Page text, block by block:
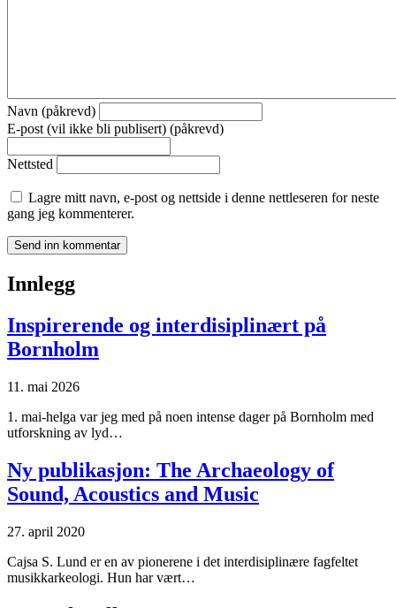
Navn (påkrevd)
E-post (vil ikke bli publisert) (påkrevd)
Nettsted
Lagre mitt navn, e-post og nettside i denne nettleseren for neste
gang jeg kommenterer.
Innlegg
Inspirerende og interdisiplinært på
Bornholm
11. mai 2026
1. mai-helga var jeg med på noen intense dager på Bornholm med
utforskning av lyd…
Ny publikasjon: The Archaeology of
Sound, Acoustics and Music
27. april 2020
Cajsa S. Lund er en av pionerene i det interdisiplinære fagfeltet
musikkarkeologi. Hun har vært…